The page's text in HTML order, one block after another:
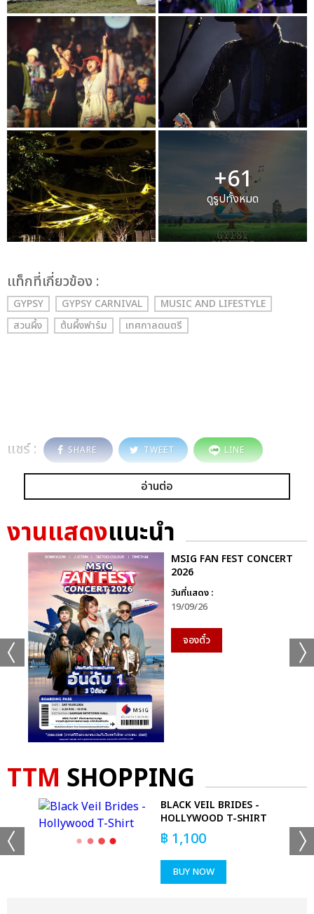
+61
ดูรูปทั้งหมด
เเท็กที่เกี่ยวข้อง :
GYPSY GYPSY CARNIVAL
MUSIC AND LIFESTYLE
สวนผึ้ง
ต้นผึ้งฟาร์ม เทศกาลดนตรี
แชร์ : SHARE TWEET LINE
อ่านต่อ
งานแสดงแนะนำ
MSIG FAN FEST CONCERT
2026
วันที่แสดง :
19/09/26
จองตั๋ว
TTM SHOPPING
BLACK VEIL BRIDES -
HOLLYWOOD T-SHIRT
฿ 1,100
BUY NOW